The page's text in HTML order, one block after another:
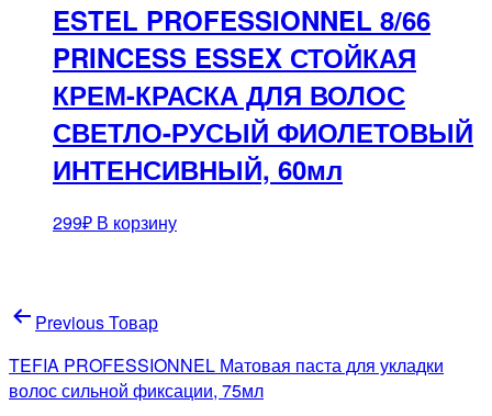
ESTEL PROFESSIONNEL 8/66
PRINCESS ESSEX СТОЙКАЯ
КРЕМ-КРАСКА ДЛЯ ВОЛОС
СВЕТЛО-РУСЫЙ ФИОЛЕТОВЫЙ
ИНТЕНСИВНЫЙ, 60мл
299₽ В корзину
Навигация
по
записям
Previous Товар
TEFIA PROFESSIONNEL Матовая паста для укладки
волос сильной фиксации, 75мл